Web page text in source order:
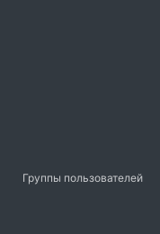
Группы пользователей